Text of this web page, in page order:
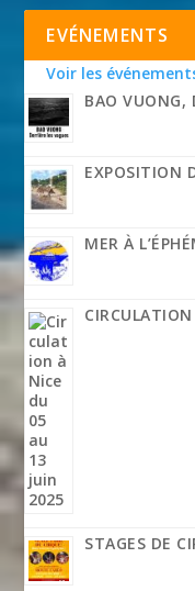
EVÉNEMENTS
Voir les
BAO VUONG,
EXPOSITION
MER À
STAGES DE